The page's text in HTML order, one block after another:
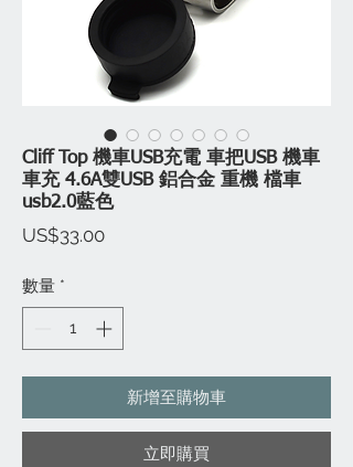
Cliff Top 機車USB充電 車把USB 機車
車充 4.6A雙USB 鋁合金 重機 檔車
usb2.0藍色
US$33.00價
數量 *
新增至購物車
立即購買